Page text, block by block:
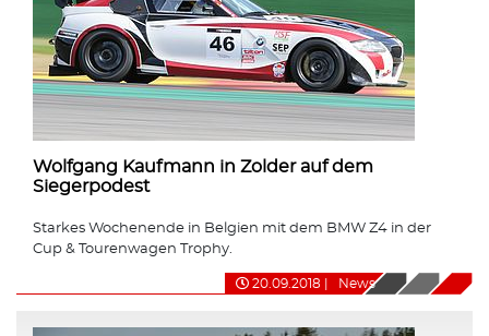
Wolfgang Kaufmann in Zolder auf dem
Siegerpodest
Starkes Wochenende in Belgien mit dem BMW Z4 in der
Cup & Tourenwagen Trophy.
20.09.2018 News